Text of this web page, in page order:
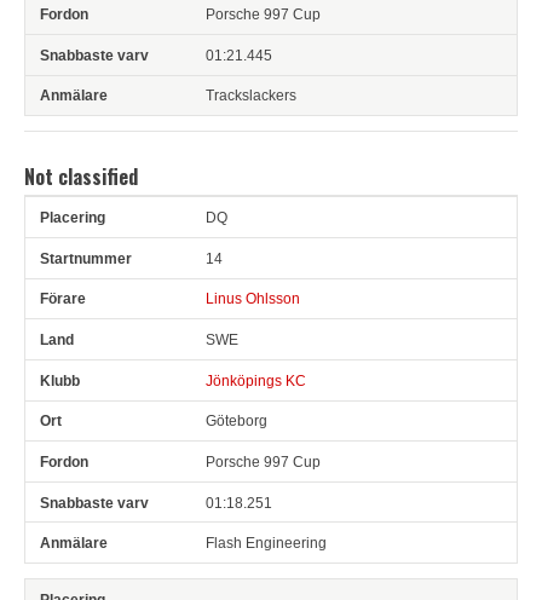
Porsche 997 Cup
01:21.445
Trackslackers
Not classified
Pl Snr Land
DQ
14
Linus Ohlsson
SWE
Jönköpings KC
Göteborg
Porsche 997 Cup
01:18.251
Flash Engineering